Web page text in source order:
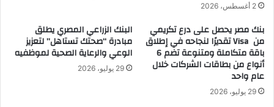
2 أغسطس، 2026
بنك مصر يحصل على درع تكريمي
من Visa تقديرًا لنجاحه في إطلاق
باقة متكاملة ومتنوعة تضم 6
أنواع من بطاقات الشركات خلال
عام واحد
29 يوليو، 2026
البنك الزراعي المصري يطلق
مبادرة “صحتك تستاهل” لتعزيز
الوعي والرعاية الصحية لموظفيه
29 يوليو، 2026